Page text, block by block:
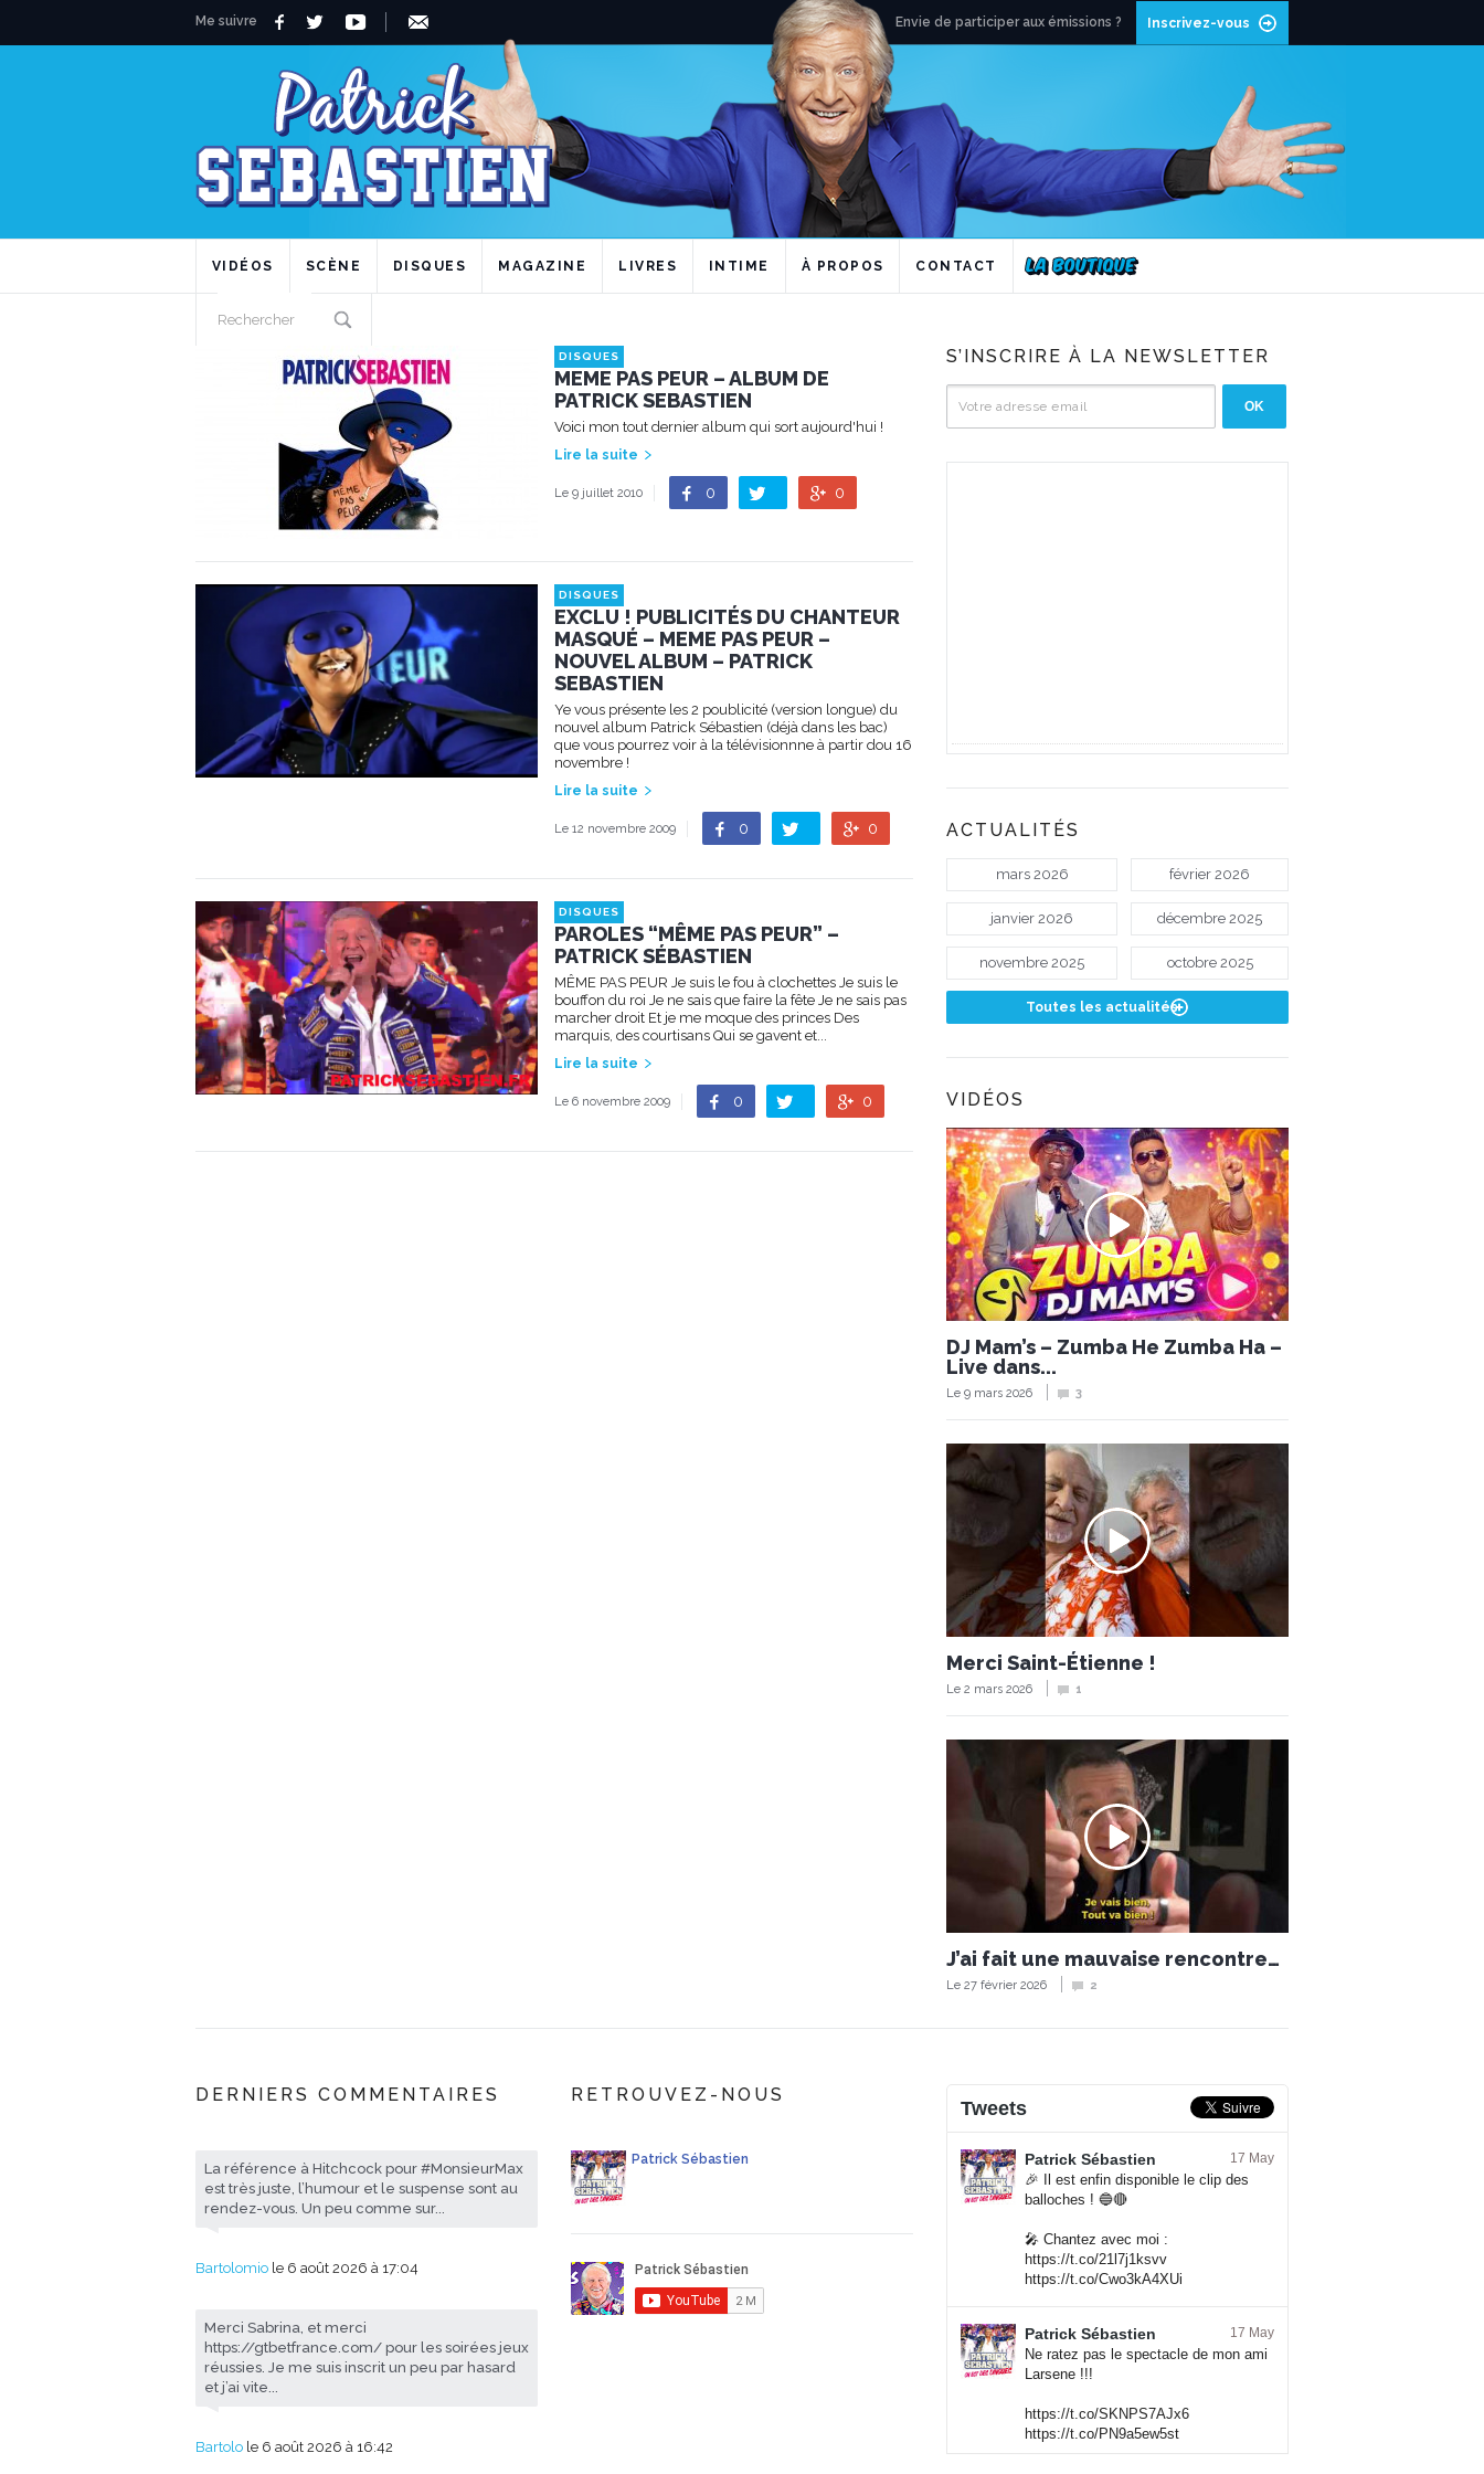
Me suivre Envie de participer aux émissions ? Inscrivez-vous
VIDÉOS SCÈNE DISQUES MAGAZINE LIVRES INTIME À PROPOS CONTACT
DISQUES
MEME PAS PEUR – ALBUM DE
PATRICK SEBASTIEN
Voici mon tout dernier album qui sort aujourd'hui !
Lire la suite
Le 9 juillet 2010 0 0
DISQUES
EXCLU ! PUBLICITÉS DU CHANTEUR
MASQUÉ – MEME PAS PEUR –
NOUVEL ALBUM – PATRICK
SEBASTIEN
Ye vous présente les 2 poublicité (version longue) du
nouvel album Patrick Sébastien (déjà dans les bac)
que vous pourrez voir à la télévisionnne à partir dou 16
novembre !
Lire la suite
Le 12 novembre 2009 0 0
DISQUES
PAROLES “MÊME PAS PEUR” –
PATRICK SÉBASTIEN
MÊME PAS PEUR Je suis le fou à clochettes Je suis le
bouffon du roi Je ne sais que faire la fête Je ne sais pas
marcher droit Et je me moque des princes Des
marquis, des courtisans Qui se gavent et...
Lire la suite
Le 6 novembre 2009 0 0
S’INSCRIRE À LA NEWSLETTER
ACTUALITÉS
mars 2026 février 2026
janvier 2026 décembre 2025
novembre 2025 octobre 2025
Toutes les actualités
VIDÉOS
DJ Mam’s – Zumba He Zumba Ha –
Live dans...
Le 9 mars 2026 3
Merci Saint-Étienne !
Le 2 mars 2026 1
J’ai fait une mauvaise rencontre…
Le 27 février 2026 2
DERNIERS COMMENTAIRES
La référence à Hitchcock pour #MonsieurMax
est très juste, l’humour et le suspense sont au
rendez-vous. Un peu comme sur...
Bartolomio le 6 août 2026 à 17:04
Merci Sabrina, et merci
https://gtbetfrance.com/ pour les soirées jeux
réussies. Je me suis inscrit un peu par hasard
et j’ai vite...
Bartolo le 6 août 2026 à 16:42
RETROUVEZ-NOUS
Patrick Sébastien
Tweets
Patrick Sébastien 17 May
🎉 Il est enfin disponible le clip des
balloches ! 🔵🔴
🎤 Chantez avec moi :
https://t.co/21l7j1ksvv
https://t.co/Cwo3kA4XUi
Patrick Sébastien 17 May
Ne ratez pas le spectacle de mon ami
Larsene !!!
https://t.co/SKNPS7AJx6
https://t.co/PN9a5ew5st